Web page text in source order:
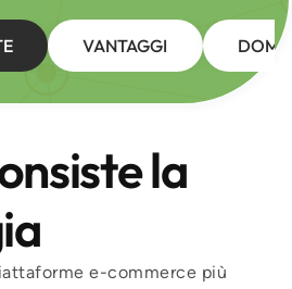
VANTAGGI
la
e-commerce più